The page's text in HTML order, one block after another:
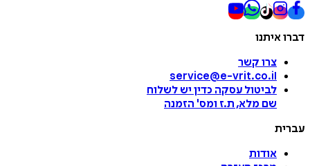
דברו איתנו
צרו קשר
service@e-vrit.co.il
לביטול עסקה כדין יש לשלוח
שם מלא, ת.ז ומס' הזמנה
עברית
אודות